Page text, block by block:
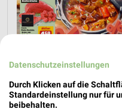
Datenschutzeinstellungen
Durch Klicken auf die
Standardeinstellung nur für
beibehalten.